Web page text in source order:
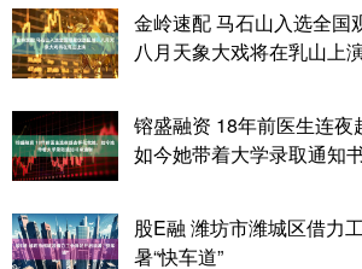
金岭速配 马石山入选全国
八月天象大戏将在乳山上
镕盛融资 18年前医生连夜
如今她带着大学录取通知
股E融 潍坊市潍城区借力
暑“快车道”